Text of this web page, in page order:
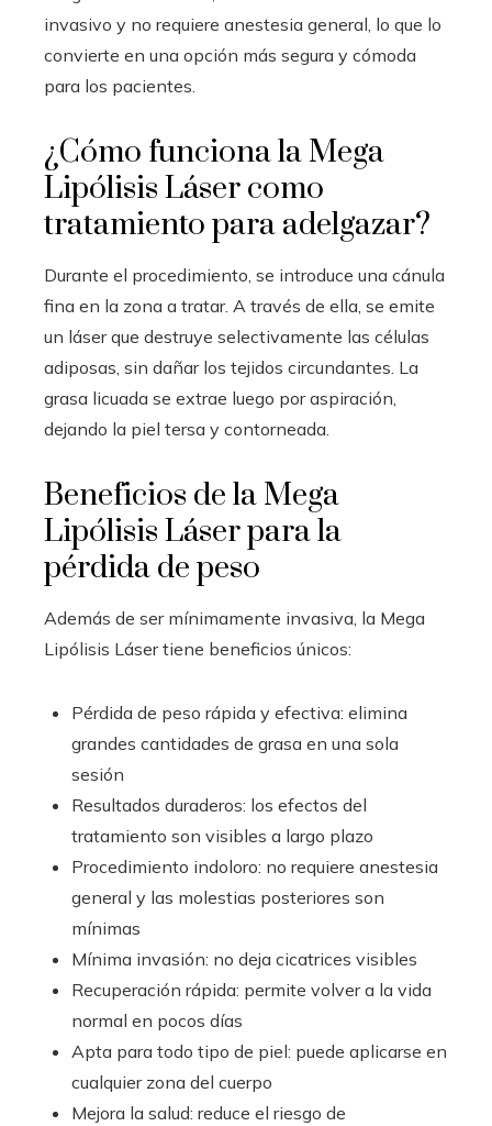
invasivo y no requiere anestesia general, lo que lo
convierte en una opción más segura y cómoda
para los pacientes.
¿Cómo funciona la Mega
Lipólisis Láser como
tratamiento para adelgazar?
Durante el procedimiento, se introduce una cánula
fina en la zona a tratar. A través de ella, se emite
un láser que destruye selectivamente las células
adiposas, sin dañar los tejidos circundantes. La
grasa licuada se extrae luego por aspiración,
dejando la piel tersa y contorneada.
Beneficios de la Mega
Lipólisis Láser para la
pérdida de peso
Además de ser mínimamente invasiva, la Mega
Lipólisis Láser tiene beneficios únicos:
Pérdida de peso rápida y efectiva: elimina
grandes cantidades de grasa en una sola
sesión
Resultados duraderos: los efectos del
tratamiento son visibles a largo plazo
Procedimiento indoloro: no requiere anestesia
general y las molestias posteriores son
mínimas
Mínima invasión: no deja cicatrices visibles
Recuperación rápida: permite volver a la vida
normal en pocos días
Apta para todo tipo de piel: puede aplicarse en
cualquier zona del cuerpo
Mejora la salud: reduce el riesgo de